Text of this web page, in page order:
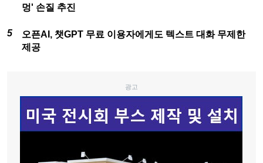
멍' 손질 추진
오픈AI, 챗GPT 무료 이용자에게도 텍스트 대화 무제한
제공